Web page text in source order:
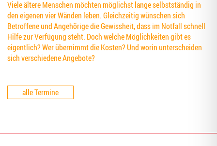
Viele ältere Menschen möchten möglichst lange selbstständig in
den eigenen vier Wänden leben. Gleichzeitig wünschen sich
Betroffene und Angehörige die Gewissheit, dass im Notfall schnell
Hilfe zur Verfügung steht. Doch welche Möglichkeiten gibt es
eigentlich? Wer übernimmt die Kosten? Und worin unterscheiden
sich verschiedene Angebote?
alle Termine